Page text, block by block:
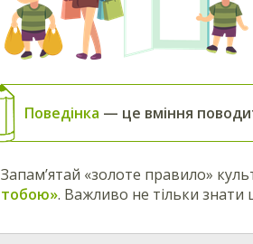
Поведінка — це вміння
Запам’ятай «золоте правило»
тобою». Важливо не тільки знати